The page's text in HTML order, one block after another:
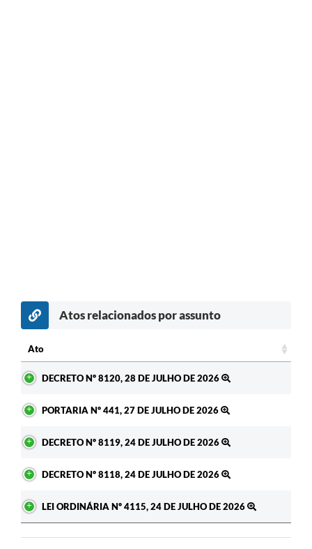
Atos relacionados por assunto
Ato
DECRETO Nº 8120, 28 DE JULHO DE 2026
PORTARIA Nº 441, 27 DE JULHO DE 2026
DECRETO Nº 8119, 24 DE JULHO DE 2026
DECRETO Nº 8118, 24 DE JULHO DE 2026
LEI ORDINÁRIA Nº 4115, 24 DE JULHO DE 2026